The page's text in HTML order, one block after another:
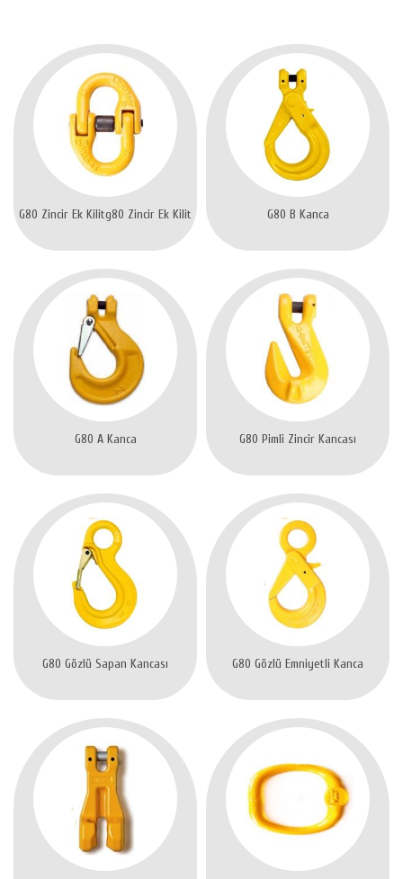
G80 Zincir Ek Kilitg80 Zincir Ek Kilit G80 B Kanca
G80 A Kanca G80 Pimli Zincir Kancası
G80 Gözlü Sapan Kancası G80 Gözlü Emniyetli Kanca